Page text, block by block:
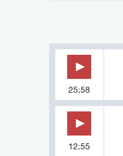
25:58
12:55